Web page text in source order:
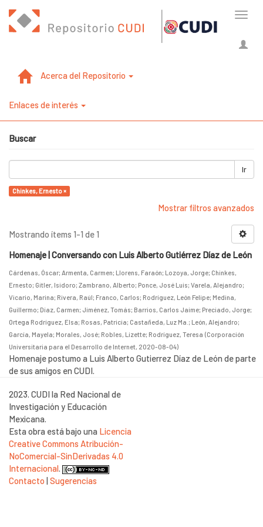
Acerca del Repositorio
Enlaces de interés
Buscar
Ir
Chinkes, Ernesto ×
Mostrar filtros avanzados
Mostrando ítems 1-1 de 1
Homenaje | Conversando con Luis Alberto Gutiérrez Díaz de León
Cárdenas, Óscar; Armenta, Carmen; Llorens, Faraón; Lozoya, Jorge; Chinkes,
Ernesto; Gitler, Isidoro; Zambrano, Alberto; Ponce, José Luis; Varela, Alejandro;
Vicario, Marina; Rivera, Raúl; Franco, Carlos; Rodríguez, León Felipe; Medina,
Guillermo; Díaz, Carmen; Jiménez, Tomás; Barrios, Carlos Jaime; Preciado, Jorge;
Ortega Rodríguez, Elsa; Rosas, Patricia; Castañeda, Luz Ma. ; León, Alejandro;
García, Mayela; Morales, José; Robles, Lizette; Rodríguez, Teresa (Corporación
Universitaria para el Desarrollo de Internet, 2020-08-04)
Homenaje postumo a Luis Alberto Gutierrez Díaz de León de parte
de sus amigos en CUDI.
2023. CUDI la Red Nacional de
Investigación y Educación
Mexicana.
Esta obra está bajo una Licencia
Creative Commons Atribución-
NoComercial-SinDerivadas 4.0
Internacional.
Contacto |Sugerencias